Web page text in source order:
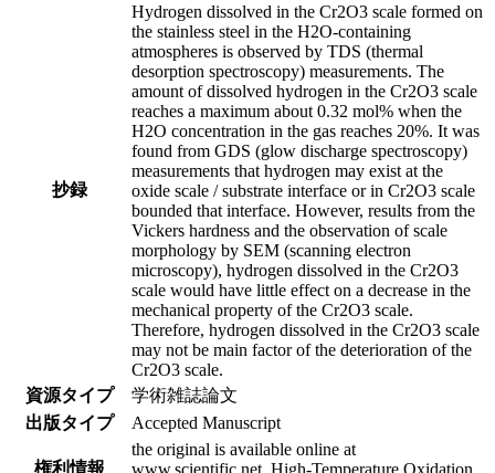
抄録
Hydrogen dissolved in the Cr2O3 scale formed on
the stainless steel in the H2O-containing
atmospheres is observed by TDS (thermal
desorption spectroscopy) measurements. The
amount of dissolved hydrogen in the Cr2O3 scale
reaches a maximum about 0.32 mol% when the
H2O concentration in the gas reaches 20%. It was
found from GDS (glow discharge spectroscopy)
measurements that hydrogen may exist at the
oxide scale / substrate interface or in Cr2O3 scale
bounded that interface. However, results from the
Vickers hardness and the observation of scale
morphology by SEM (scanning electron
microscopy), hydrogen dissolved in the Cr2O3
scale would have little effect on a decrease in the
mechanical property of the Cr2O3 scale.
Therefore, hydrogen dissolved in the Cr2O3 scale
may not be main factor of the deterioration of the
Cr2O3 scale.
資源タイプ
学術雑誌論文
出版タイプ
Accepted Manuscript
権利情報
the original is available online at
www.scientific.net. High-Temperature Oxidation